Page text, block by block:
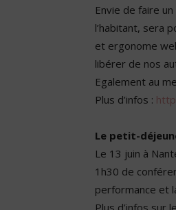
Envie de faire
l’habitant, sera
et ergonome
libérer de nos
Egalement au
Plus d’infos :
Le petit-
Le 13 juin à
1h30 de
performance et